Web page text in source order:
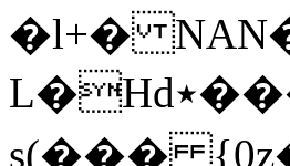
�l+�
L�Hd٭����쏣Q=�Q�=��p~J{� �
s(���